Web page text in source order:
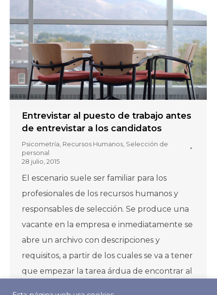
Entrevistar al puesto de trabajo antes
de entrevistar a los candidatos
Psicometría Recursos Humanos Selección de
personal
28 julio, 2015
El escenario suele ser familiar para los
profesionales de los recursos humanos y
responsables de selección. Se produce una
vacante en la empresa e inmediatamente se
abre un archivo con descripciones y
requisitos, a partir de los cuales se va a tener
que empezar la tarea árdua de encontrar al